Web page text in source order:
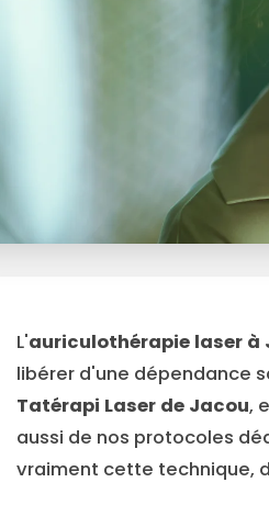
L'auriculothérapie laser à
libérer d'une dépendance
Tatérapi Laser de Jacou,
aussi de nos protocoles
vraiment cette technique,